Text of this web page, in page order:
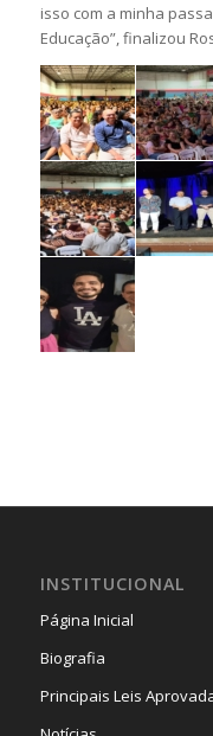
isso com a minha
Educação”, finalizou
INSTITUCIONAL
Página Inicial
Biografia
Principais Leis